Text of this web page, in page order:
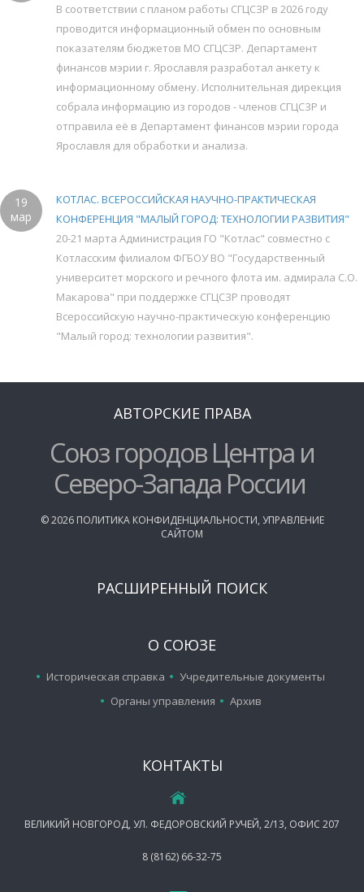
В соответствии с планом работы СГЦСЗР в 2026 году
проводится информационный обмен по основным
показателям бюджетов МО СГЦСЗР. Департамент
финансов мэрии г. Ярославля разработал анкету к
информационному обмену. Исполнительная дирекция
собрала информацию из городов - членов СГЦСЗР и
отправила её в Департамент финансов мэрии города
Ярославля для обработки и анализа.
19
мар
КОТЛАС. ВСЕРОССИЙСКАЯ НАУЧНО-ПРАКТИЧЕСКАЯ
КОНФЕРЕНЦИЯ "МАЛЫЙ ГОРОД: ТЕХНОЛОГИИ РАЗВИТИЯ"
20-21 марта Администрация ГО "Котлас" совместно с
Котласским филиалом ФГБОУ ВО "Государственный
университет морского и речного флота им. адмирала С.О.
Макарова" при поддержке СГЦСЗР проводят
Всероссийскую научно-практическую конференцию
"Малый город: технологии развития".
АВТОРСКИЕ ПРАВА
Союз городов Центра и
Северо-Запада России
©2026 ПОЛИТИКА КОНФИДЕНЦИАЛЬНОСТИ, УПРАВЛЕНИЕ
САЙТОМ
РАСШИРЕННЫЙ ПОИСК
О СОЮЗЕ
Историческая справка
Учредительные документы
Органы управления
Архив
КОНТАКТЫ
ВЕЛИКИЙ НОВГОРОД, УЛ. ФЕДОРОВСКИЙ РУЧЕЙ, 2/13, ОФИС 207
8 (8162) 66-32-75